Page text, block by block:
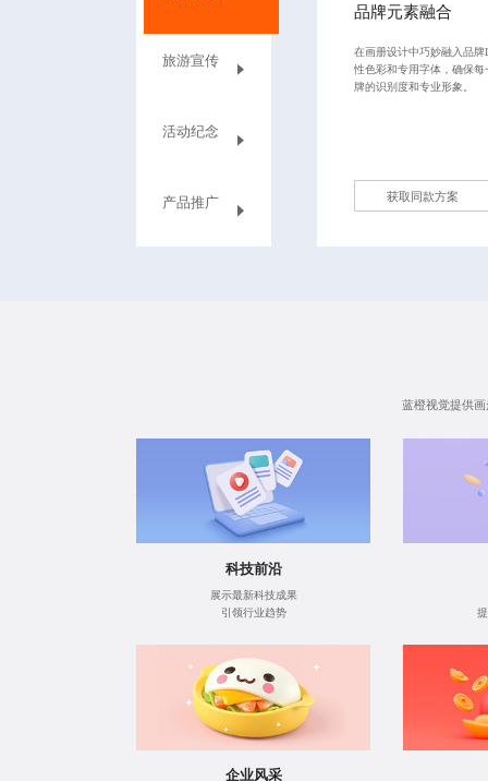
旅游宣传
活动纪念
产品推广
品牌元素融合
在画册设计中巧妙融入品牌
性色彩和专用字体，确保每
牌的识别度和专业形象。
获取同款方案
蓝橙视觉提供
科技前沿
展示最新科技成果
引领行业趋势
企业风采